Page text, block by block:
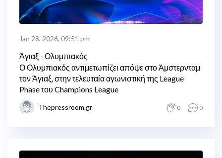
Jan 28, 2026, 09:51 pm
Άγιαξ - Ολυμπιακός
Ο Ολυμπιακός αντιμετωπίζει απόψε στο Άμστερνταμ
τον Άγιαξ, στην τελευταία αγωνιστική της League
Phase του Champions League
Thepressroom.gr 0 0